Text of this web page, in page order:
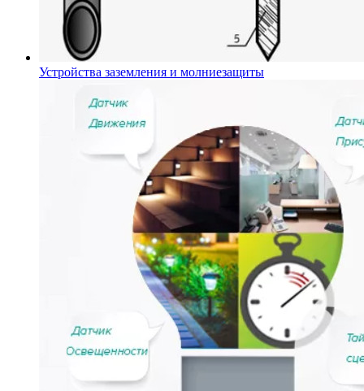
Устройства заземления и молниезащиты